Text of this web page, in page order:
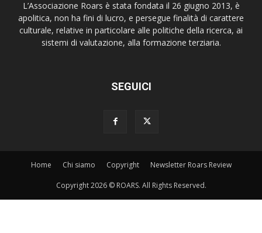
L’Associazione Roars è stata fondata il 26 giugno 2013, è
apolitica, non ha fini di lucro, e persegue finalità di carattere
culturale, relative in particolare alle politiche della ricerca, ai
sistemi di valutazione, alla formazione terziaria.
SEGUICI
Home Chi siamo Copyright Newsletter Roars Review
Copyright 2026 © ROARS. All Rights Reserved.